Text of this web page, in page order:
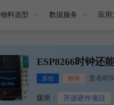
物料选型 数据服务 应用
ESP8266时钟还
原创 精华 发布时
版块： 开源硬件项目